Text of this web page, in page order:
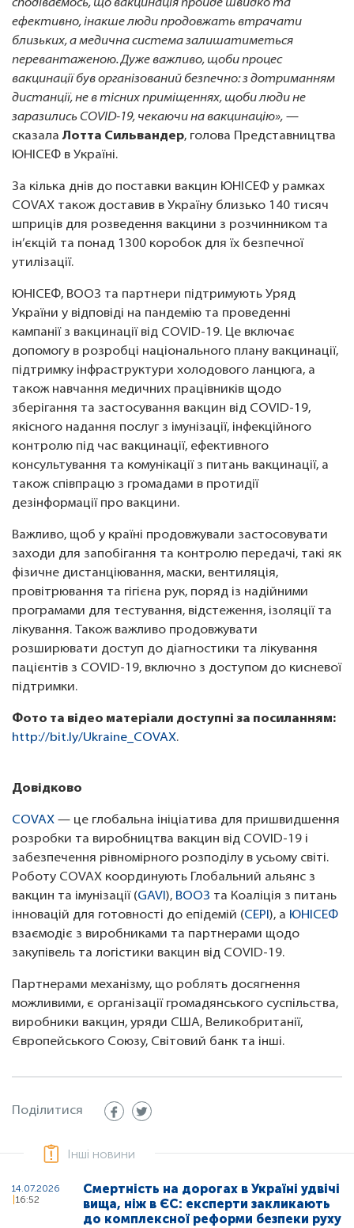
сподіваємось, що вакцинація пройде швидко та
ефективно, інакше люди продовжать втрачати
близьких, а медична система залишатиметься
перевантаженою. Дуже важливо, щоби процес
вакцинації був організований безпечно: з дотриманням
дистанції, не в тісних приміщеннях, щоби люди не
заразились COVID-19, чекаючи на вакцинацію», —
сказалаЛотта Сильвандер, голова Представництва
ЮНІСЕФ в Україні.
За кілька днів до поставки вакцин ЮНІСЕФ у рамках
COVAX також доставив в Україну близько 140 тисяч
шприців для розведення вакцини з розчинником та
ін’єкцій та понад 1300 коробок для їх безпечної
утилізації.
ЮНІСЕФ, ВООЗ та партнери підтримують Уряд
України у відповіді на пандемію та проведенні
кампанії з вакцинації від COVID-19. Це включає
допомогу в розробці національного плану вакцинації,
підтримку інфраструктури холодового ланцюга, а
також навчання медичних працівників щодо
зберігання та застосування вакцин від COVID-19,
якісного надання послуг з імунізації, інфекційного
контролю під час вакцинації, ефективного
консультування та комунікації з питань вакцинації, а
також співпрацю з громадами в протидії
дезінформації про вакцини.
Важливо, щоб у країні продовжували застосовувати
заходи для запобігання та контролю передачі, такі як
фізичне дистанціювання, маски, вентиляція,
провітрювання та гігієна рук, поряд із надійними
програмами для тестування, відстеження, ізоляції та
лікування. Також важливо продовжувати
розширювати доступ до діагностики та лікування
пацієнтів з COVID-19, включно з доступом до кисневої
підтримки.
Фото та відео матеріали доступні за посиланням:
http://bit.ly/Ukraine_COVAX.
Довідково
COVAX — це глобальна ініціатива для пришвидшення
розробки та виробництва вакцин від COVID-19 і
забезпечення рівномірного розподілу в усьому світі.
Роботу COVAX координують Глобальний альянс з
вакцин та імунізації (GAVI), ВООЗ та Коаліція з питань
інновацій для готовності до епідемій (CEPI), а ЮНІСЕФ
взаємодіє з виробниками та партнерами щодо
закупівель та логістики вакцин від COVID-19.
Партнерами механізму, що роблять досягнення
можливими, є організації громадянського суспільства,
виробники вакцин, уряди США, Великобританії,
Європейського Союзу, Світовий банк та інші.
Поділитися
Інші новини
14.07.2026
16:52
Смертність на дорогах в Україні удвічі
вища, ніж в ЄС: експерти закликають
до комплексної реформи безпеки руху